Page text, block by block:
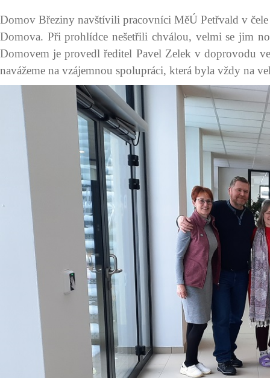
Domov Březiny navštívili pracovníci MěÚ Petřvald v
Domova. Při prohlídce nešetřili chválou, velmi se jim
Domovem je provedl ředitel Pavel Zelek v doprovodu
navážeme na vzájemnou spolupráci, která byla vždy na